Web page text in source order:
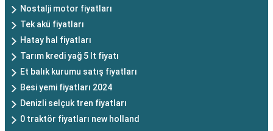
Nostalji motor fiyatları
Tek akü fiyatları
Hatay hal fiyatları
Tarım kredi yağ 5 lt fiyatı
Et balık kurumu satış fiyatları
Besi yemi fiyatları 2024
Denizli selçuk tren fiyatları
0 traktör fiyatları new holland